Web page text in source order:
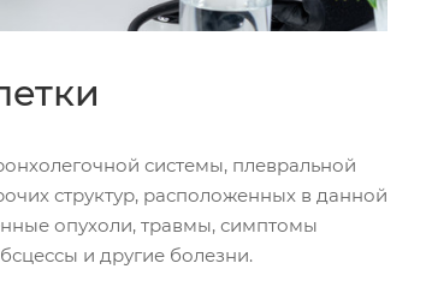
системы, плевральной
структур, расположенных в данной
опухоли, травмы, симптомы
и другие болезни.